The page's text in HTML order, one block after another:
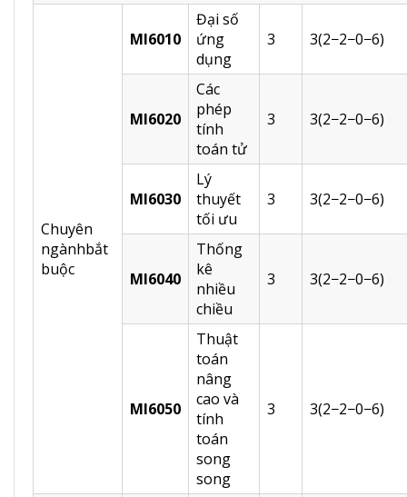
Chuyên
ngànhbắt
buộc
MI6010
Đại số
ứng
dụng
3 3(2−2−0−6)
MI6020
Các
phép
tính
toán tử
3 3(2−2−0−6)
MI6030
Lý
thuyết
tối ưu
3 3(2−2−0−6)
MI6040
Thống
kê
nhiều
chiều
3 3(2−2−0−6)
MI6050
Thuật
toán
nâng
cao và
tính
toán
song
song
3 3(2−2−0−6)